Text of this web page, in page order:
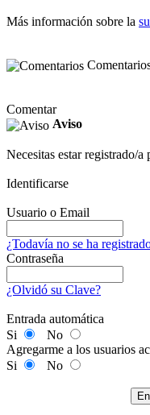
Más información sobre la
Comentar
Aviso
Necesitas estar registrado/
Identificarse
Usuario o Email
¿Todavía no se ha
Contraseña
¿Olvidó su Clave?
Entrada automática
Si
No
Agregarme a los usuarios
Si
No